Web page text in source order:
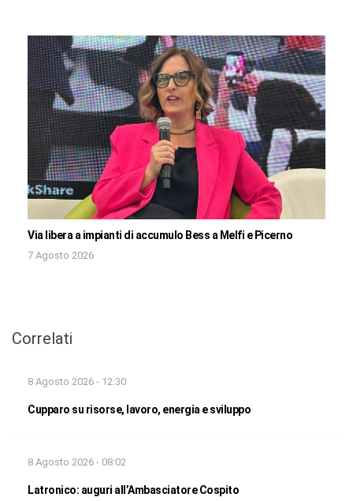
Via libera a impianti di accumulo Bess a Melfi e Picerno
7 Agosto 2026
Correlati
8 Agosto 2026 - 12:30
Cupparo su risorse, lavoro, energia e sviluppo
8 Agosto 2026 - 08:02
Latronico: auguri all’Ambasciatore Cospito